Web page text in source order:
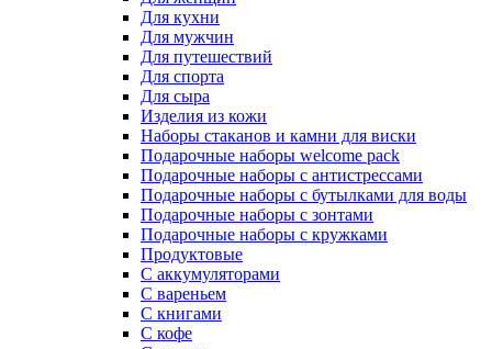
Для кухни
Для мужчин
Для путешествий
Для спорта
Для сыра
Изделия из кожи
Наборы стаканов и камни для виски
Подарочные наборы welcome pack
Подарочные наборы с антистрессами
Подарочные наборы с бутылками для воды
Подарочные наборы с зонтами
Подарочные наборы с кружками
Продуктовые
С аккумуляторами
С вареньем
С книгами
С кофе